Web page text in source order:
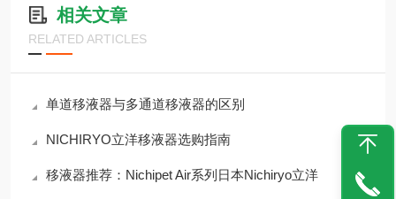
相关文章
RELATED ARTICLES
单道移液器与多通道移液器的区别
NICHIRYO立洋移液器选购指南
移液器推荐：Nichipet Air系列日本Nichiryo立洋